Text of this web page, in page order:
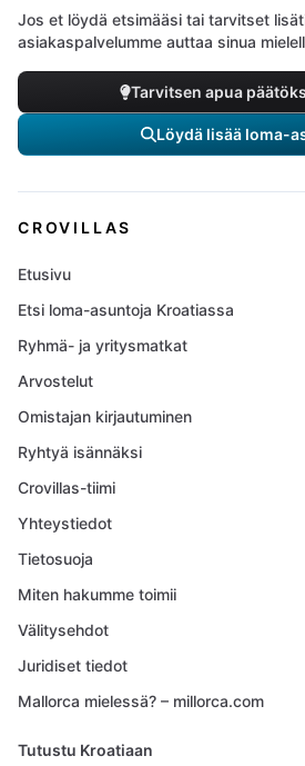
Jos et löydä etsimääsi tai tarvitset
asiakaspalvelumme auttaa sinua
Tarvitsen apua
Löydä lisää loma-
CROVILLAS
Etusivu
Etsi loma-asuntoja Kroatiassa
Ryhmä- ja yritysmatkat
Arvostelut
Omistajan kirjautuminen
Ryhtyä isännäksi
Crovillas-tiimi
Yhteystiedot
Tietosuoja
Miten hakumme toimii
Välitysehdot
Juridiset tiedot
Mallorca mielessä? – millorca.com
Tutustu Kroatiaan